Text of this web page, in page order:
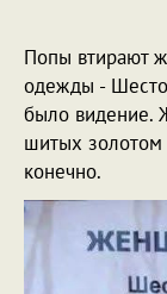
Попы втирают
одежды -
было видение.
шитых
конечно.